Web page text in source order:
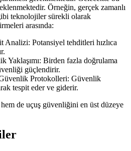
Örneğin, gerçek zamanlı
teknolojiler sürekli olarak
arasında:
Analizi: Potansiyel tehditleri hızlıca
Yaklaşımı: Birden fazla doğrulama
güçlendirir.
Protokolleri: Güvenlik
tespit eder ve giderir.
de uçuş güvenliğini en üst düzeye